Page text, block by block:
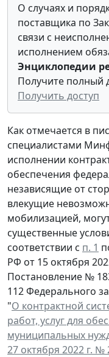
О случаях и
поставщика по
связи с
исполнением
Энциклопедии
Получите полный
Получить доступ
Как отмечается в
специалистами
исполнении
обеспечения
независящие от
влекущие
мобилизацией,
существенные
соответствии с п. 1
РФ от 15 октября
Постановление №
112 Федерального
"О контрактной
работ, услуг для
муниципальных
27 октября 2022 г. №